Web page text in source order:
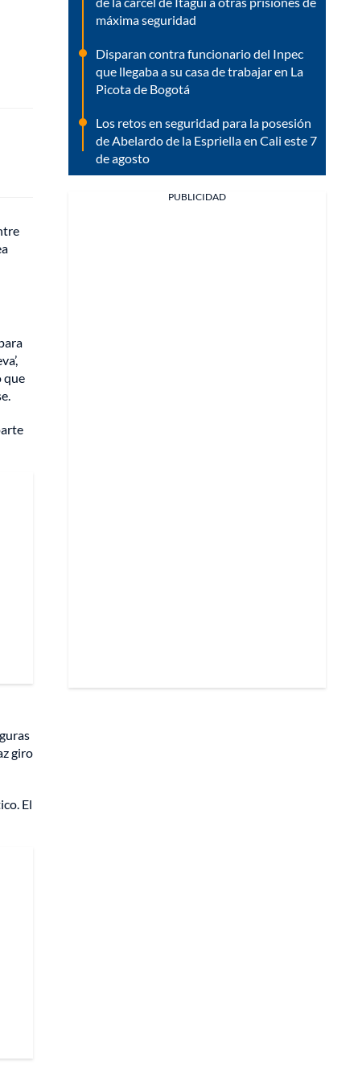
que
giro
El
máxima seguridad
Disparan contra funcionario del Inpec
que llegaba a su casa de trabajar en La
Picota de Bogotá
Los retos en seguridad para la posesión
de Abelardo de la Espriella en Cali este 7
de agosto
PUBLICIDAD